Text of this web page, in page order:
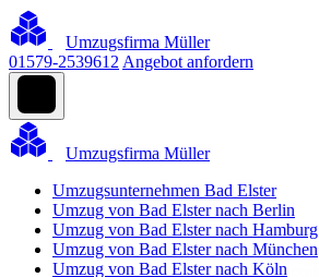
Umzugsfirma Müller
01579-2539612 Angebot anfordern
Umzugsfirma Müller
Umzugsunternehmen Bad Elster
Umzug von Bad Elster nach Berlin
Umzug von Bad Elster nach Hamburg
Umzug von Bad Elster nach München
Umzug von Bad Elster nach Köln